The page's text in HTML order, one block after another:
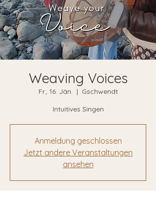
Weaving Voices
Fr., 16. Jän.
  |
Gschwendt
Intuitives Singen
Anmeldung geschlossen
Jetzt andere Veranstaltungen
ansehen